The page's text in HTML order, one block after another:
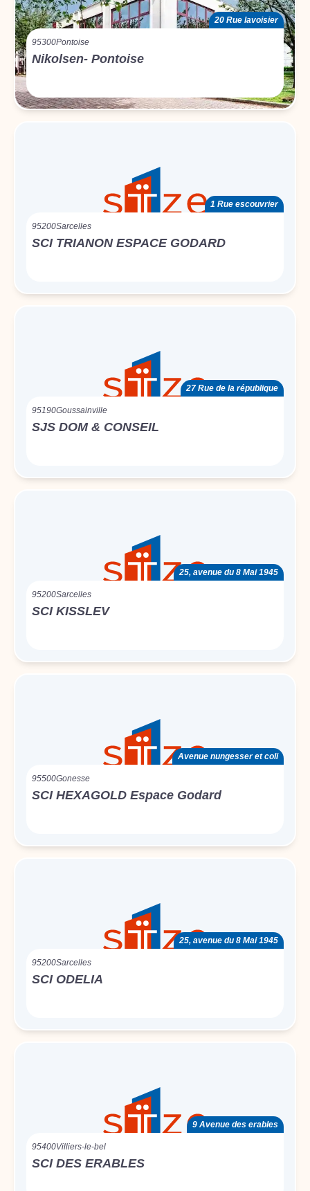
20 Rue lavoisier
95300Pontoise
Nikolsen- Pontoise
1 Rue escouvrier
95200Sarcelles
SCI TRIANON ESPACE GODARD
27 Rue de la république
95190Goussainville
SJS DOM & CONSEIL
25, avenue du 8 Mai 1945
95200Sarcelles
SCI KISSLEV
Avenue nungesser et coli
95500Gonesse
SCI HEXAGOLD Espace Godard
25, avenue du 8 Mai 1945
95200Sarcelles
SCI ODELIA
9 Avenue des erables
95400Villiers-le-bel
SCI DES ERABLES